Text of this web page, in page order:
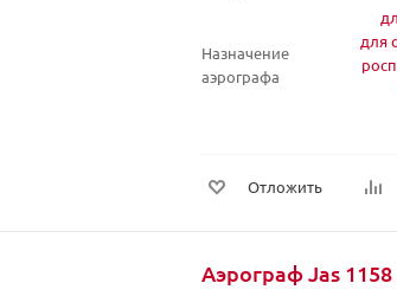
Назначение
аэрографа
для
Отложить
Аэрограф Jas 1158